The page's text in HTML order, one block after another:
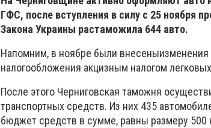
ГФС, после вступления в силу с 25 ноября
Закона Украины растаможила 644 авто.
Напомним, в ноябре были внесеныизменения
налогообложения акцизным налогом
После этого Черниговская таможня
транспортных средств. Из них 435
бюджет средств в сумме, равны размеру